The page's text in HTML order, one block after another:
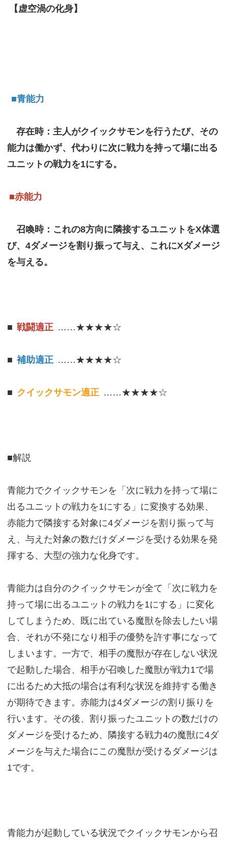
【虚空渦の化身】
■青能力
存在時：主人がクイックサモンを行うたび、その
能力は働かず、代わりに次に戦力を持って場に出る
ユニットの戦力を1にする。
■赤能力
召喚時：これの8方向に隣接するユニットをX体選
び、4ダメージを割り振って与え、これにXダメージ
を与える。
■ 戦闘適正 ……★★★★☆
■ 補助適正 ……★★★★☆
■ クイックサモン適正 ……★★★★☆
■解説
青能力でクイックサモンを「次に戦力を持って場に
出るユニットの戦力を1にする」に変換する効果、
赤能力で隣接する対象に4ダメージを割り振って与
え、与えた対象の数だけダメージを受ける効果を発
揮する、大型の強力な化身です。
青能力は自分のクイックサモンが全て「次に戦力を
持って場に出るユニットの戦力を1にする」に変化
してしまうため、既に出ている魔獣を除去したい場
合、それが不発になり相手の優勢を許す事になって
しまいます。一方で、相手の魔獣が存在しない状況
で起動した場合、相手が召喚した魔獣が戦力1で場
に出るため大抵の場合は有利な状況を維持する働き
が期待できます。赤能力は4ダメージの割り振りを
行います。その後、割り振ったユニットの数だけの
ダメージを受けるため、隣接する戦力4の魔獣に4ダ
メージを与えた場合にこの魔獣が受けるダメージは
1です。
青能力が起動している状況でクイックサモンから召